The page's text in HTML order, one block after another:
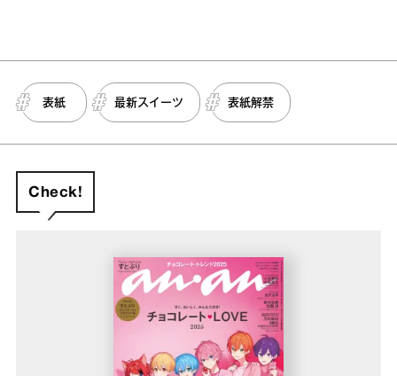
表紙 最新スイーツ 表紙解禁
Check!